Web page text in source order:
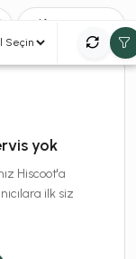
yok
Hiscoot'a
ilk siz